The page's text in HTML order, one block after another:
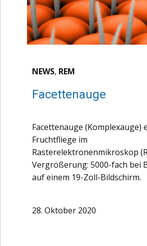
NEWS, REM
Facettenauge
Facettenauge (Komplexauge)
Fruchtfliege im
Rasterelektronenmikroskop
Vergrößerung: 5000-fach bei
auf einem 19-Zoll-Bildschirm.
28. Oktober 2020